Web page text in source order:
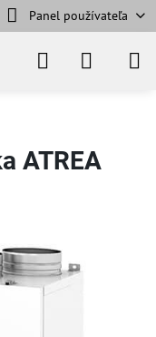
Panel používateľa
ATREA